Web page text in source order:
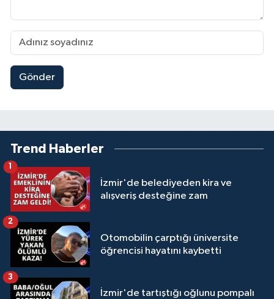
Gönder
Trend Haberler
İzmir'de belediyeden kira ve
alışveriş desteğine zam
Otomobilin çarptığı üniversite
öğrencisi hayatını kaybetti
2
İzmir'de tartıştığı oğlunu pompalı
3